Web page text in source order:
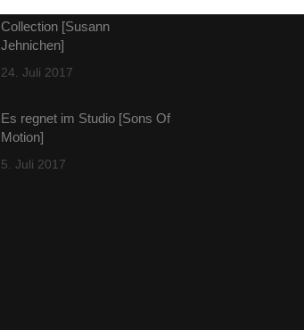
Collection [Susann
Jehnichen]
24. Juli 2017
Es regnet im Studio [Sons Of
Motion]
5. Juli 2017